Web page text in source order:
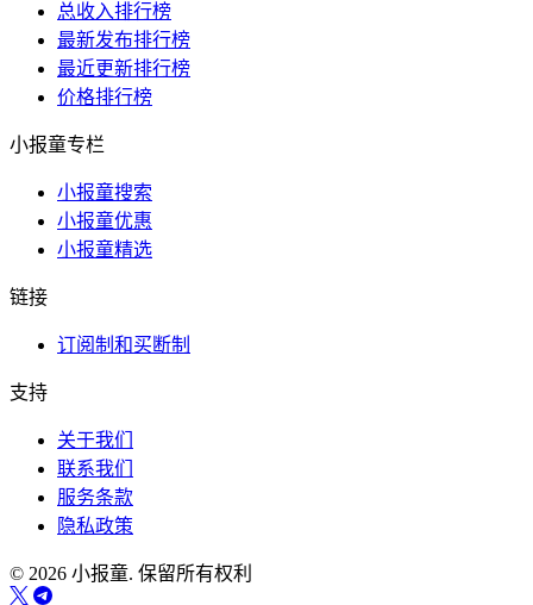
总收入排行榜
最新发布排行榜
最近更新排行榜
价格排行榜
小报童专栏
小报童搜索
小报童优惠
小报童精选
链接
订阅制和买断制
支持
关于我们
联系我们
服务条款
隐私政策
© 2026 小报童. 保留所有权利